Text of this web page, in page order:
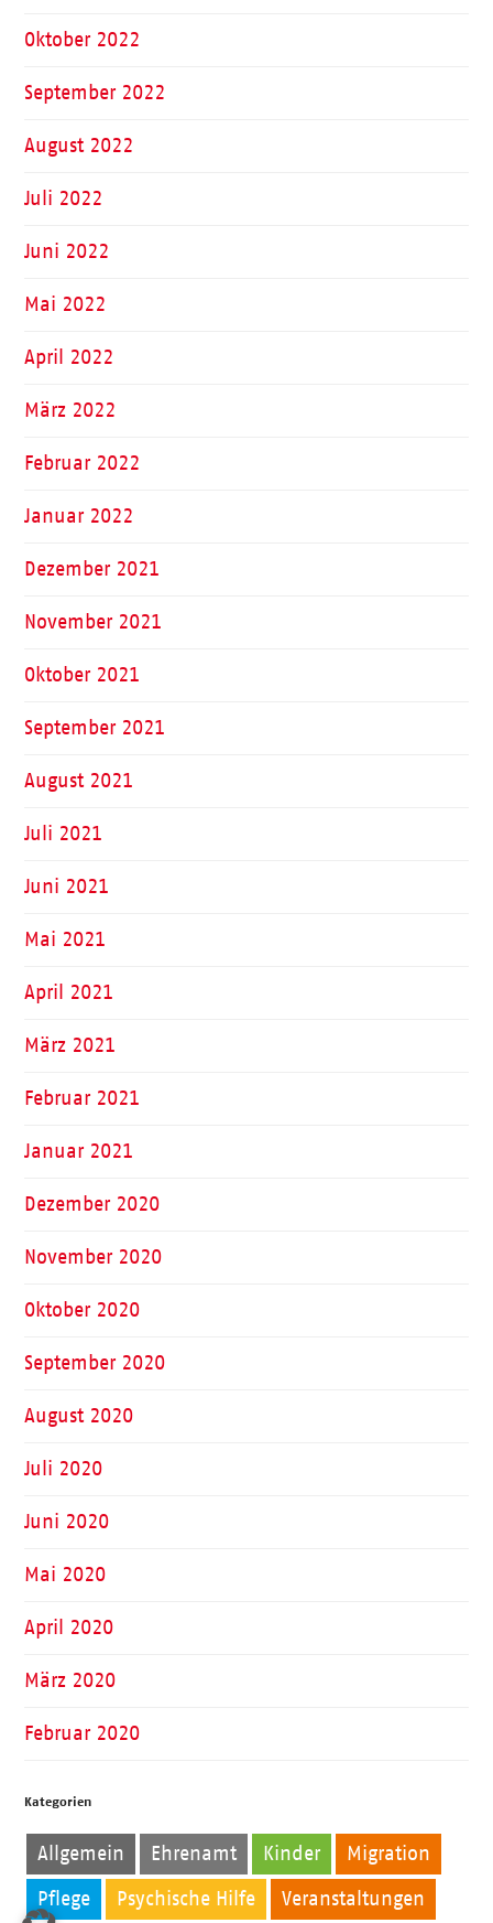
Oktober 2022
September 2022
August 2022
Juli 2022
Juni 2022
Mai 2022
April 2022
März 2022
Februar 2022
Januar 2022
Dezember 2021
November 2021
Oktober 2021
September 2021
August 2021
Juli 2021
Juni 2021
Mai 2021
April 2021
März 2021
Februar 2021
Januar 2021
Dezember 2020
November 2020
Oktober 2020
September 2020
August 2020
Juli 2020
Juni 2020
Mai 2020
April 2020
März 2020
Februar 2020
Kategorien
Allgemein Ehrenamt Kinder Migration
Pflege Psychische Hilfe Veranstaltungen